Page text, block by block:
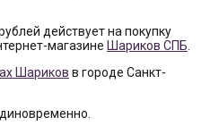
действует на покупку
магазине Шариков СПБ
Шариков в городе Санкт-